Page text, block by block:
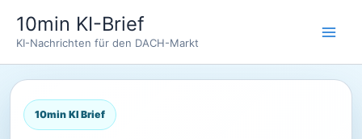
Inhalt
springen
10min KI-Brief
KI-Nachrichten für den DACH-Markt